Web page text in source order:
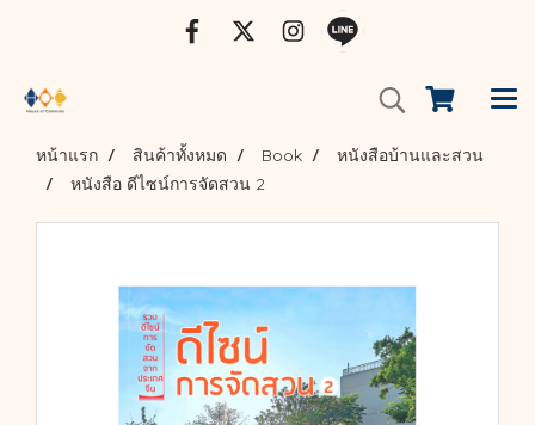
หน้าแรก สินค้าทั้งหมด Book
หนังสือบ้านและสวน
หนังสือ ดีไซน์การจัดสวน 2